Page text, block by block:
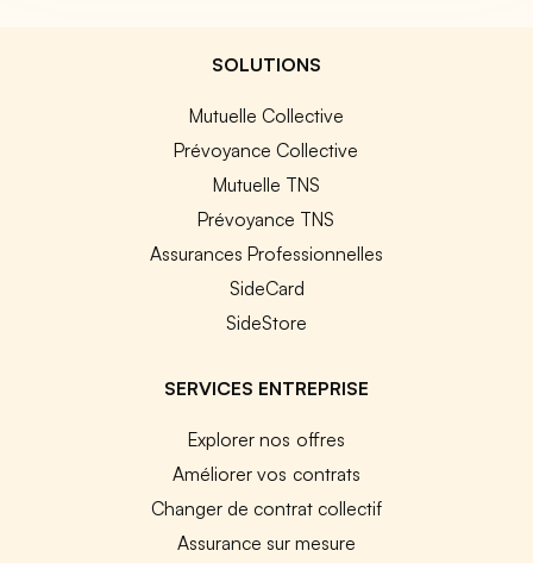
SOLUTIONS
Mutuelle Collective
Prévoyance Collective
Mutuelle TNS
Prévoyance TNS
Assurances Professionnelles
SideCard
SideStore
SERVICES ENTREPRISE
Explorer nos offres
Améliorer vos contrats
Changer de contrat collectif
Assurance sur mesure